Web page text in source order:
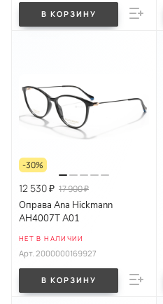
В КОРЗИНУ
-30%
12 530 ₽ 17 900 ₽
Оправа Ana Hickmann
AH4007T A01
НЕТ В НАЛИЧИИ
Арт. 2000000169927
В КОРЗИНУ